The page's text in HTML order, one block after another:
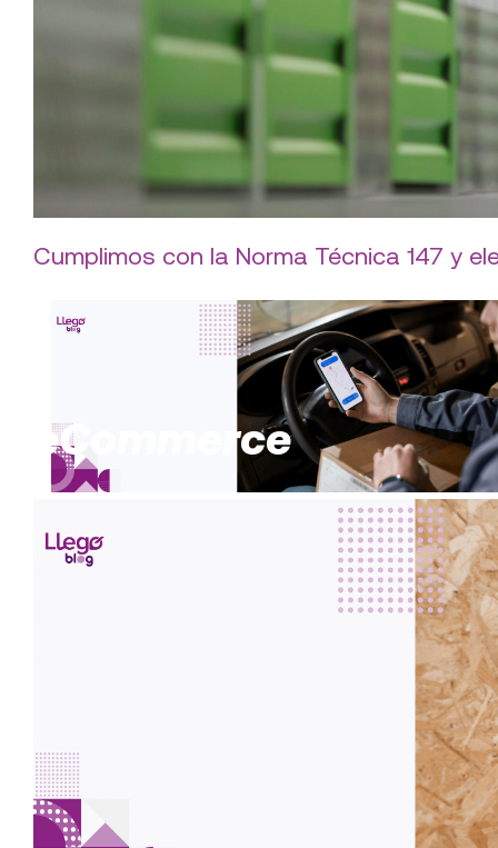
Cumplimos con la Norma Técnica 147 y
Servicio express y seguimiento en
nuestros beneficios
eCommerce